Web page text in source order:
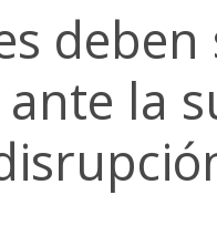
deben
la